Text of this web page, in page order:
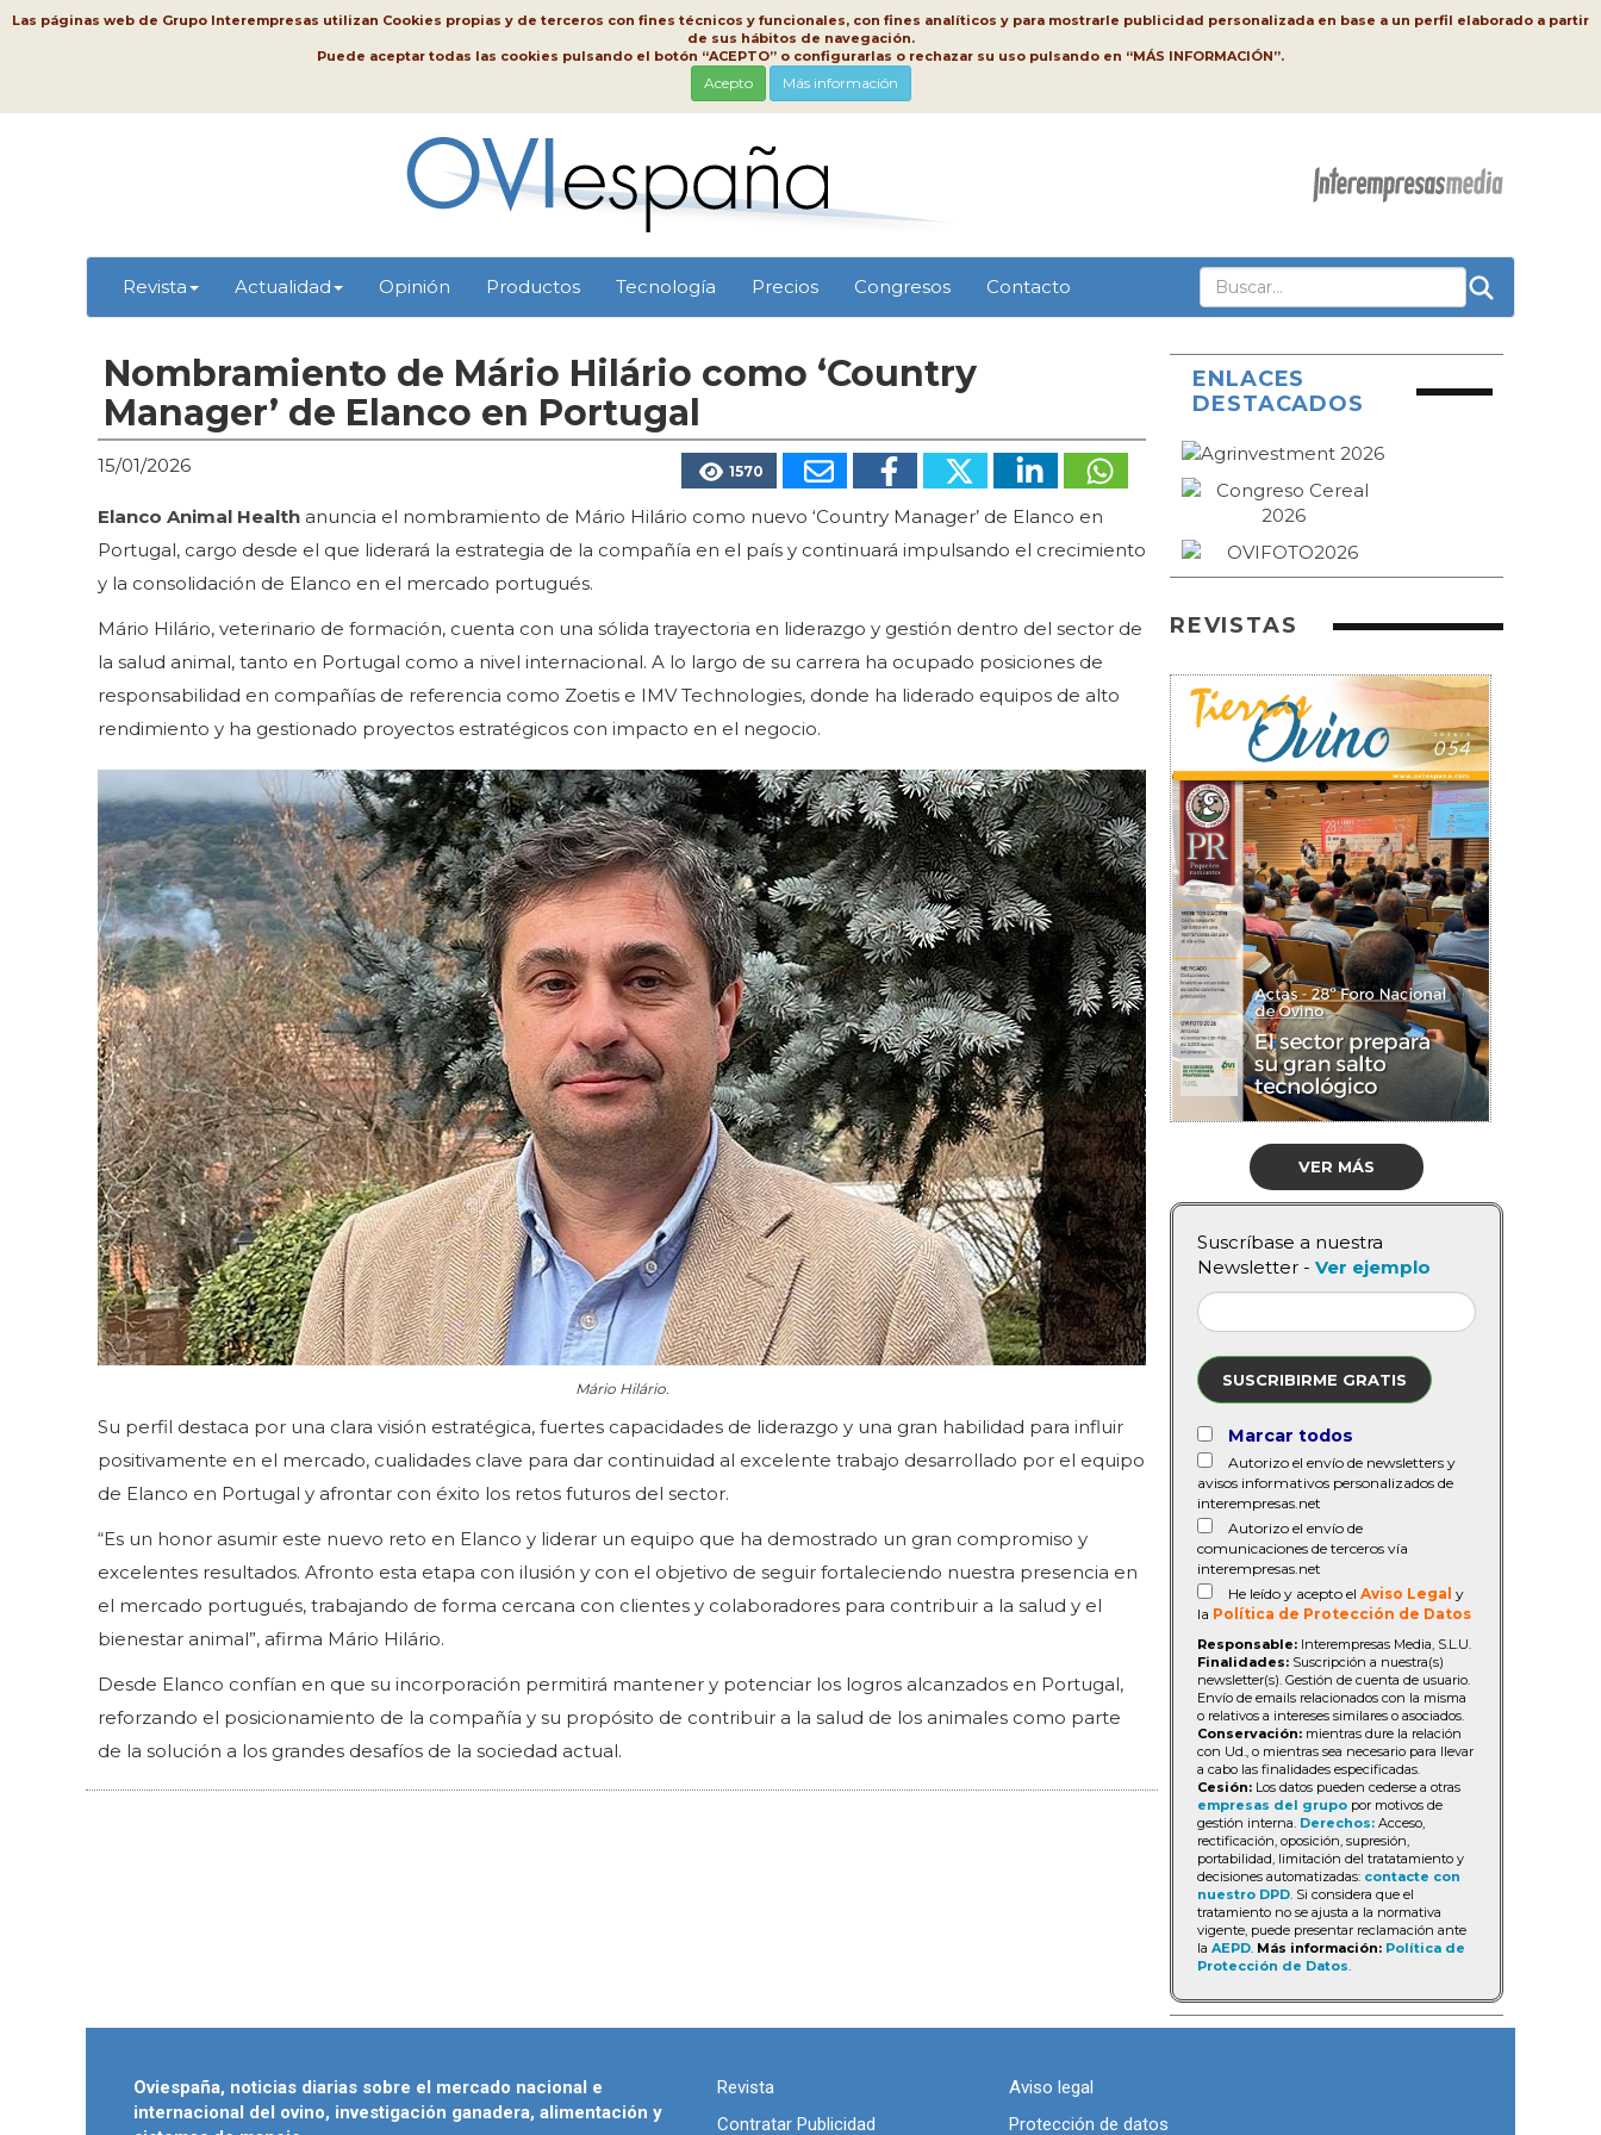
Las páginas web de Grupo Interempresas utilizan Cookies propias y de terceros con fines técnicos y funcionales, con fines analíticos y para mostrarle publicidad personalizada en base a un perfil elaborado a partir
de sus hábitos de navegación.
Puede aceptar todas las cookies pulsando el botón “ACEPTO” o configurarlas o rechazar su uso pulsando en “MÁS INFORMACIÓN”.
Acepto Más información
Revista Actualidad Opinión Productos Tecnología Precios Congresos Contacto
Nombramiento de Mário Hilário como ‘Country
Manager’ de Elanco en Portugal
15/01/2026 1570
Elanco Animal Health anuncia el nombramiento de Mário Hilário como nuevo ‘Country Manager’ de Elanco en
Portugal, cargo desde el que liderará la estrategia de la compañía en el país y continuará impulsando el crecimiento
y la consolidación de Elanco en el mercado portugués.
Mário Hilário, veterinario de formación, cuenta con una sólida trayectoria en liderazgo y gestión dentro del sector de
la salud animal, tanto en Portugal como a nivel internacional. A lo largo de su carrera ha ocupado posiciones de
responsabilidad en compañías de referencia como Zoetis e IMV Technologies, donde ha liderado equipos de alto
rendimiento y ha gestionado proyectos estratégicos con impacto en el negocio.
Mário Hilário.
Su perfil destaca por una clara visión estratégica, fuertes capacidades de liderazgo y una gran habilidad para influir
positivamente en el mercado, cualidades clave para dar continuidad al excelente trabajo desarrollado por el equipo
de Elanco en Portugal y afrontar con éxito los retos futuros del sector.
“Es un honor asumir este nuevo reto en Elanco y liderar un equipo que ha demostrado un gran compromiso y
excelentes resultados. Afronto esta etapa con ilusión y con el objetivo de seguir fortaleciendo nuestra presencia en
el mercado portugués, trabajando de forma cercana con clientes y colaboradores para contribuir a la salud y el
bienestar animal”, afirma Mário Hilário.
Desde Elanco confían en que su incorporación permitirá mantener y potenciar los logros alcanzados en Portugal,
reforzando el posicionamiento de la compañía y su propósito de contribuir a la salud de los animales como parte
de la solución a los grandes desafíos de la sociedad actual.
ENLACES
DESTACADOS
REVISTAS
VER MÁS
Suscríbase a nuestra
Newsletter - Ver ejemplo
SUSCRIBIRME GRATIS
Marcar todos
Autorizo el envío de newsletters y
avisos informativos personalizados de
interempresas.net
Autorizo el envío de
comunicaciones de terceros vía
interempresas.net
He leído y acepto el Aviso Legal y
la Política de Protección de Datos
Responsable: Interempresas Media, S.L.U.
Finalidades: Suscripción a nuestra(s)
newsletter(s). Gestión de cuenta de usuario.
Envío de emails relacionados con la misma
o relativos a intereses similares o asociados.
Conservación: mientras dure la relación
con Ud., o mientras sea necesario para llevar
a cabo las finalidades especificadas.
Cesión: Los datos pueden cederse a otras
empresas del grupo por motivos de
gestión interna. Derechos: Acceso,
rectificación, oposición, supresión,
portabilidad, limitación del tratatamiento y
decisiones automatizadas: contacte con
nuestro DPD. Si considera que el
tratamiento no se ajusta a la normativa
vigente, puede presentar reclamación ante
la AEPD. Más información: Política de
Protección de Datos.
Oviespaña, noticias diarias sobre el mercado nacional e
internacional del ovino, investigación ganadera, alimentación y
Revista
Contratar Publicidad
Aviso legal
Protección de datos